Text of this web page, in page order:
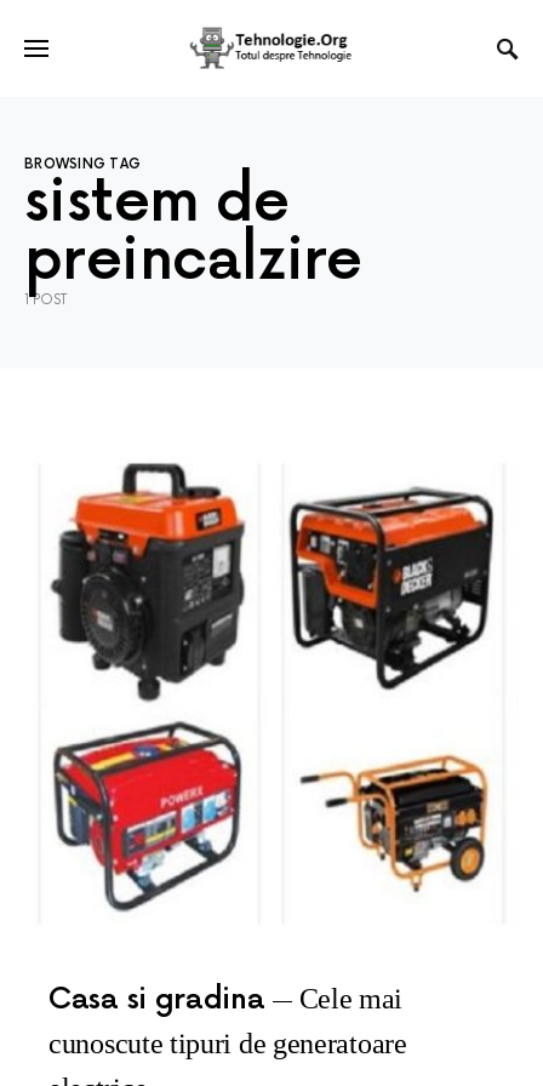
BROWSING TAG
sistem de
preincalzire
1 POST
Casa si gradina
Cele mai
cunoscute tipuri de generatoare